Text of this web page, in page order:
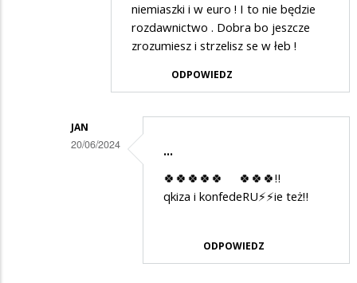
niemiaszki i w euro ! I to nie będzie
rozdawnictwo . Dobra bo jeszcze
zrozumiesz i strzelisz se w łeb !
ODPOWIEDZ
JAN
20/06/2024
odpowiedzi
...
🍀🍀🍀🍀🍀 🍀🍀🍀‼️
qkiza i konfedeRU⚡️⚡️ie też‼️
ODPOWIEDZ